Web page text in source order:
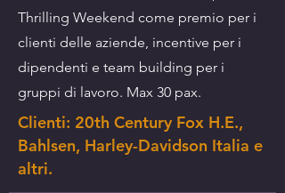
Thrilling Weekend come premio per i
clienti delle aziende, incentive per i
dipendenti e team building per i
gruppi di lavoro. Max 30 pax.
Clienti: 20th Century Fox H.E.,
Bahlsen, Harley-Davidson Italia e
altri.